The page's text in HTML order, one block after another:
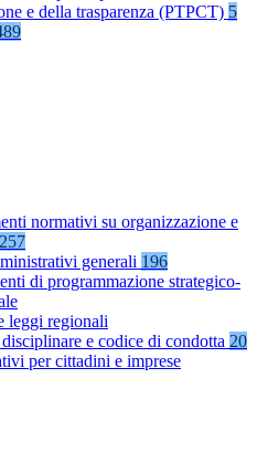
e della trasparenza (PTPCT) 5
normativi su organizzazione e
257
generali 196
di programmazione strategico-
leggi regionali
e codice di condotta 20
per cittadini e imprese